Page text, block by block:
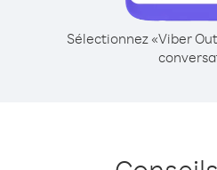
Sélectionnez «Viber